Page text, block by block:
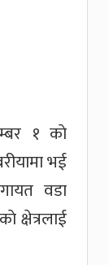
१ काे
भई
वडा
क्षेत्रलाई